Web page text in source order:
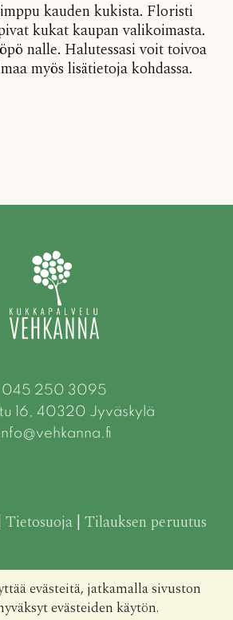
kauden kukista. Floristi
kukat kaupan valikoimasta.
nalle. Halutessasi voit toivoa
myös lisätietoja kohdassa.
045 250 3095
16, 40320 Jyväskylä
Tietosuoja | Tilauksen peruutus
evästeitä, jatkamalla sivuston
evästeiden käytön.